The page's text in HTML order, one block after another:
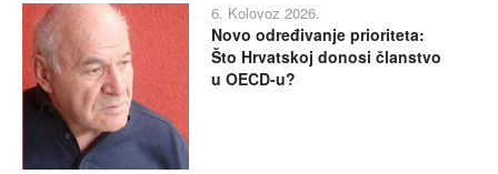
6. Kolovoz 2026.
Novo određivanje prioriteta:
Što Hrvatskoj donosi članstvo
u OECD-u?